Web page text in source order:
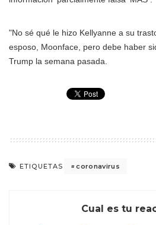
"No sé qué le hizo Kellyanne a su
esposo, Moonface, pero debe haber
Trump la semana pasada.
ETIQUETAS coronavirus
Cual es tu